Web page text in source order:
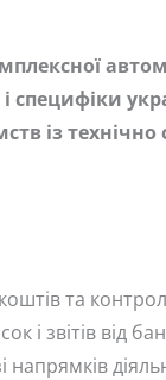
із
та
і звітів від
напрямків